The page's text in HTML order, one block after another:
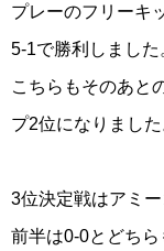
プレーのフリーキ
5-1で勝利しました
こちらもそのあと
プ2位になりました
3位決定戦はアミ
前半は0-0とどち